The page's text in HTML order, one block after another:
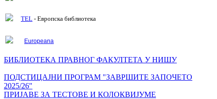
TEL - Европска библиотека
Europeana
БИБЛИОТЕКА ПРАВНОГ ФАКУЛТЕТА У НИШУ
ПОДСТИЦАЈНИ ПРОГРАМ "ЗАВРШИТЕ ЗАПОЧЕТО
2025/26"
ПРИЈАВЕ ЗА ТЕСТОВЕ И КОЛОКВИЈУМЕ